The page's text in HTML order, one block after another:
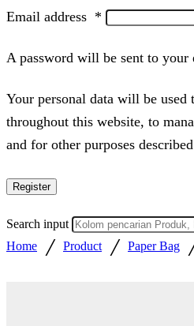
Email address *
A password will be sent to your
Your personal data will be used
throughout this website, to
and for other purposes
Register
Search input
Home / Product / Paper Bag